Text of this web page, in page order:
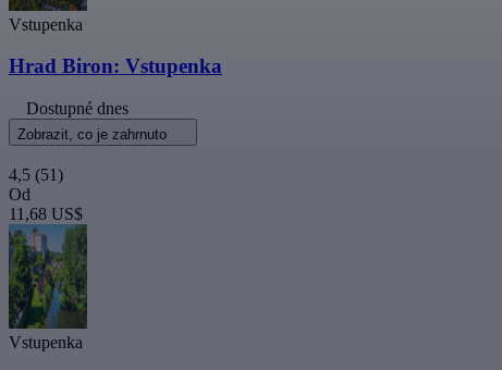
Vstupenka
Hrad Biron: Vstupenka
Dostupné dnes
Zobrazit, co je zahrnuto
4,5 (51)
Od
11,68 US$
Vstupenka